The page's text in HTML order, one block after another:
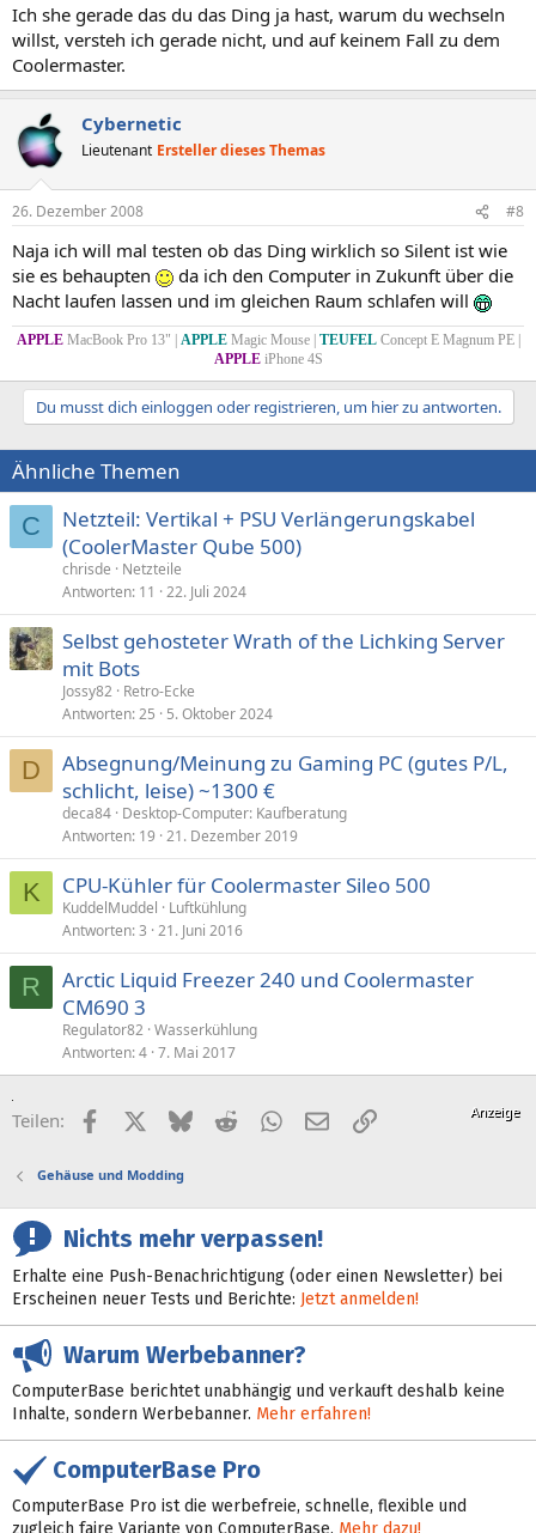
Ich she gerade das du das Ding ja hast, warum du wechseln
willst, versteh ich gerade nicht, und auf keinem Fall zu dem
Coolermaster.
Cybernetic
Lieutenant Ersteller dieses Themas
26. Dezember 2008 #8
Naja ich will mal testen ob das Ding wirklich so Silent ist wie
sie es behaupten
da ich den Computer in Zukunft über die
Nacht laufen lassen und im gleichen Raum schlafen will
APPLEMacBook Pro 13" | APPLEMagic Mouse | TEUFELConcept E Magnum PE |
APPLEiPhone 4S
Du musst dich einloggen oder registrieren, um hier zu antworten.
Ähnliche Themen
C
Netzteil: Vertikal + PSU Verlängerungskabel
(CoolerMaster Qube 500)
chrisde
Netzteile
Antworten 11 22. Juli 2024
Selbst gehosteter Wrath of the Lichking Server
mit Bots
Jossy82 Retro-Ecke
Antworten 25 5. Oktober 2024
D
Absegnung/Meinung zu Gaming PC (gutes P/L,
schlicht, leise) ~1300 €
deca84 Desktop-Computer: Kaufberatung
Antworten 19 21. Dezember 2019
K CPU-Kühler für Coolermaster Sileo 500
KuddelMuddel
Luftkühlung
Antworten 3 21. Juni 2016
R
Arctic Liquid Freezer 240 und Coolermaster
CM690 3
Regulator82 Wasserkühlung
Antworten 4 7. Mai 2017
Teilen: FacebookX (Twitter)
BlueskyRedditWhatsApp
E-MailLink
Gehäuse und Modding
Nichts mehr verpassen!
Erhalte eine Push-Benachrichtigung (oder einen Newsletter) bei
Erscheinen neuer Tests und Berichte: Jetzt anmelden!
Warum Werbebanner?
ComputerBase berichtet unabhängig und verkauft deshalb keine
Inhalte, sondern Werbebanner. Mehr erfahren!
ComputerBase Pro
ComputerBase Pro ist die werbefreie, schnelle, flexible und
zugleich faire Variante von ComputerBase. Mehr dazu!